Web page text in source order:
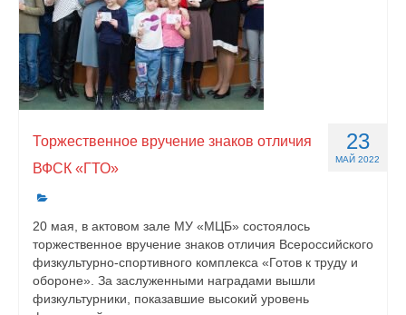
23
МАЙ 2022
Торжественное вручение знаков отличия
ВФСК «ГТО»
20 мая, в актовом зале МУ «МЦБ» состоялось
торжественное вручение знаков отличия Всероссийского
физкультурно-спортивного комплекса «Готов к труду и
обороне». За заслуженными наградами вышли
физкультурники, показавшие высокий уровень